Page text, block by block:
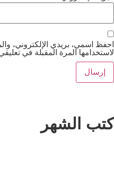
الإلكتروني، والموقع
المقبلة في تعليقي.